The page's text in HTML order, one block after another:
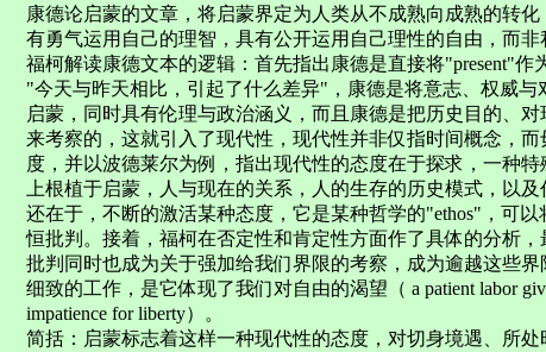
康德论启蒙的文章，将启蒙界定为人类从不成熟向成熟的转
有勇气运用自己的理智，具有公开运用自己理性的自由，而非
福柯解读康德文本的逻辑：首先指出康德是直接将"present"作
"今天与昨天相比，引起了什么差异"，康德是将意志、权威与
启蒙，同时具有伦理与政治涵义，而且康德是把历史目的、
来考察的，这就引入了现代性，现代性并非仅指时间概念，
度，并以波德莱尔为例，指出现代性的态度在于探求，一种
上根植于启蒙，人与现在的关系，人的生存的历史模式，以
还在于，不断的激活某种态度，它是某种哲学的"ethos"，可
恒批判。接着，福柯在否定性和肯定性方面作了具体的分析
批判同时也成为关于强加给我们界限的考察，成为逾越这些
细致的工作，是它体现了我们对自由的渴望（ a patient labor
impatience for liberty）。
简括：启蒙标志着这样一种现代性的态度，对切身境遇、所处